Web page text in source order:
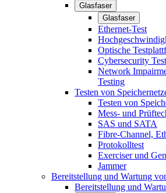
Glasfaser
Glasfaser
Ethernet-Test
Optische
Cybersecurity
Network
Testing
Testen von
Testen von
Mess- und
SAS und SATA
Fibre-Channel,
Protokolltest
Exerciser und
Jammer
Bereitstellung und Wartung
Bereitstellung und